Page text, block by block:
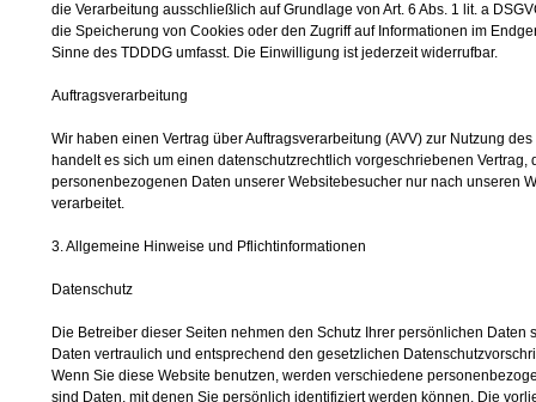
die Verarbeitung ausschließlich auf Grundlage von Art. 6 Abs. 1 lit. a
die Speicherung von Cookies oder den Zugriff auf Informationen im
Sinne des TDDDG umfasst. Die Einwilligung ist jederzeit widerrufbar.
Auftragsverarbeitung
Wir haben einen Vertrag über Auftragsverarbeitung (AVV) zur Nutzung
handelt es sich um einen datenschutzrechtlich vorgeschriebenen Vertrag,
personenbezogenen Daten unserer Websitebesucher nur nach unseren
verarbeitet.
3. Allgemeine Hinweise und Pflichtinformationen
Datenschutz
Die Betreiber dieser Seiten nehmen den Schutz Ihrer persönlichen
Daten vertraulich und entsprechend den gesetzlichen
Wenn Sie diese Website benutzen, werden verschiedene
sind Daten, mit denen Sie persönlich identifiziert werden können. Die